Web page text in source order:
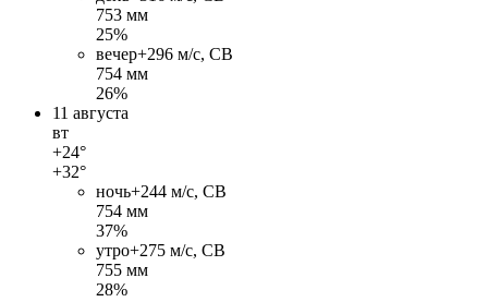
753 мм
25%
вечер+296 м/c, СВ
754 мм
26%
11 августа
вт
+24°
+32°
ночь+244 м/c, СВ
754 мм
37%
утро+275 м/c, СВ
755 мм
28%